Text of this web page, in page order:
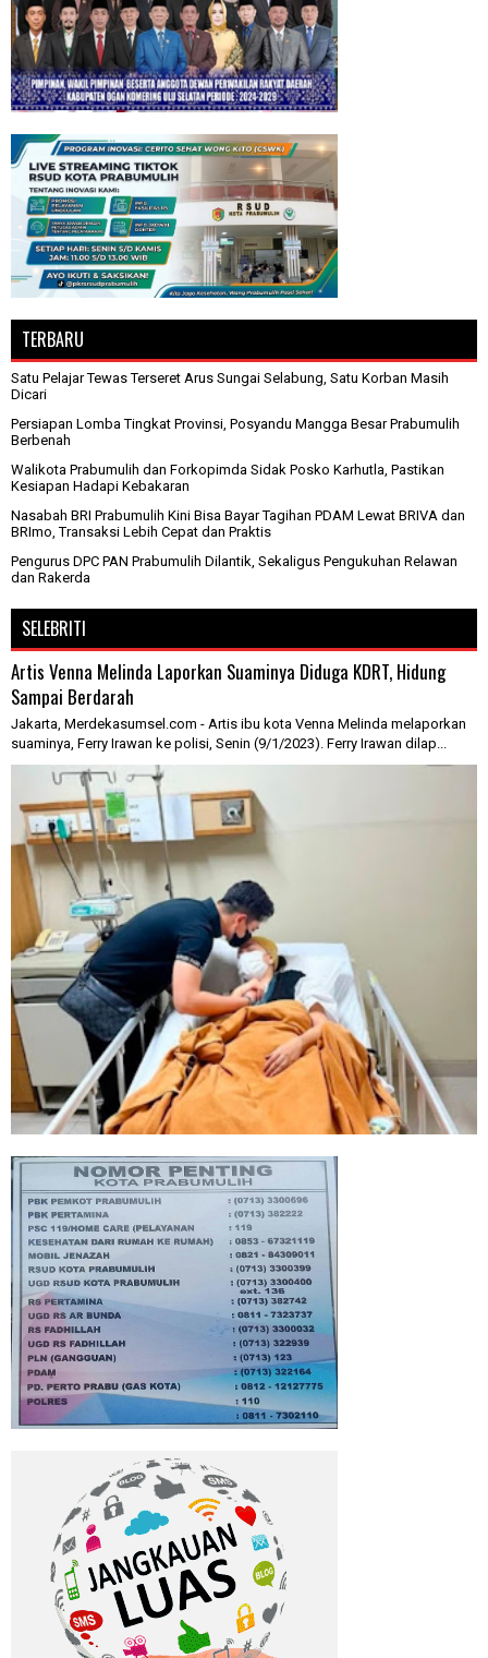
TERBARU
Satu Pelajar Tewas Terseret Arus Sungai Selabung, Satu Korban Masih
Dicari
Persiapan Lomba Tingkat Provinsi, Posyandu Mangga Besar Prabumulih
Berbenah
Walikota Prabumulih dan Forkopimda Sidak Posko Karhutla, Pastikan
Kesiapan Hadapi Kebakaran
Nasabah BRI Prabumulih Kini Bisa Bayar Tagihan PDAM Lewat BRIVA dan
BRImo, Transaksi Lebih Cepat dan Praktis
Pengurus DPC PAN Prabumulih Dilantik, Sekaligus Pengukuhan Relawan
dan Rakerda
SELEBRITI
Artis Venna Melinda Laporkan Suaminya Diduga KDRT, Hidung
Sampai Berdarah
Jakarta, Merdekasumsel.com - Artis ibu kota Venna Melinda melaporkan
suaminya, Ferry Irawan ke polisi, Senin (9/1/2023). Ferry Irawan dilap...